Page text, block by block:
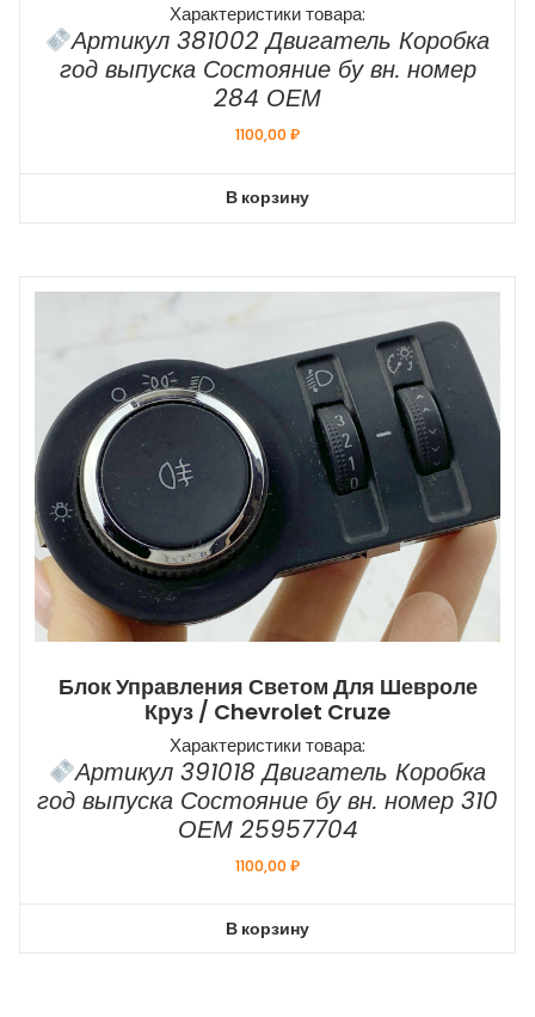
Характеристики товара:
Артикул 381002 Двигатель Коробка
год выпуска Состояние бу вн. номер
284 ОЕМ
1100,00₽
В корзину
Блок Управления Светом Для Шевроле
Круз / Chevrolet Cruze
Характеристики товара:
Артикул 391018 Двигатель Коробка
год выпуска Состояние бу вн. номер 310
ОЕМ 25957704
1100,00₽
В корзину